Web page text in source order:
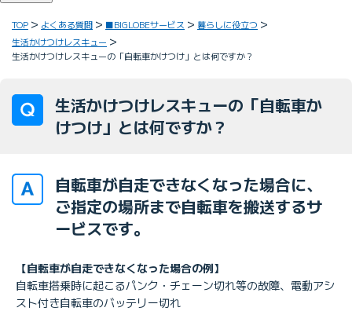
TOP よくある質問 ■BIGLOBEサービス
暮らしに役立つ
生活かけつけレスキュー
生活かけつけレスキューの「自転車かけつけ」とは何ですか？
生活かけつけレスキューの「自転車か
けつけ」とは何ですか？
自転車が自走できなくなった場合に、
ご指定の場所まで自転車を搬送するサ
ービスです。
【自転車が自走できなくなった場合の例】
自転車搭乗時に起こるパンク・チェーン切れ等の故障、電動アシ
スト付き自転車のバッテリー切れ